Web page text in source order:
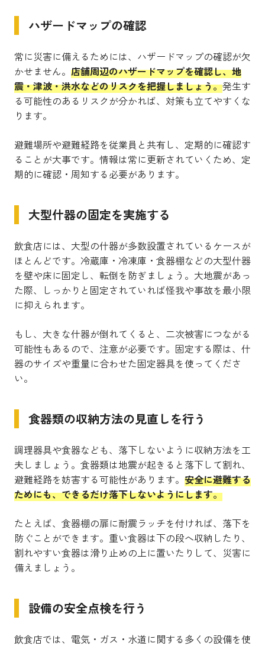
ハザードマップの確認
常に災害に備えるためには、ハザードマップの確認が欠
かせません。 店舗周辺のハザードマップを確認し、地
震・津波・洪水などのリスクを把握しましょう。発生す
る可能性のあるリスクが分かれば、対策も立てやすくな
ります。
避難場所や避難経路を従業員と共有し、定期的に確認す
ることが大事です。情報は常に更新されていくため、定
期的に確認・周知する必要があります。
大型什器の固定を実施する
飲食店には、大型の什器が多数設置されているケースが
ほとんどです。冷蔵庫・冷凍庫・食器棚などの大型什器
を壁や床に固定し、転倒を防ぎましょう。大地震があっ
た際、しっかりと固定されていれば怪我や事故を最小限
に抑えられます。
もし、大きな什器が倒れてくると、二次被害につながる
可能性もあるので、注意が必要です。固定する際は、什
器のサイズや重量に合わせた固定器具を使ってくださ
い。
食器類の収納方法の見直しを行う
調理器具や食器なども、落下しないように収納方法を工
夫しましょう。食器類は地震が起きると落下して割れ、
避難経路を妨害する可能性があります。 安全に避難する
ためにも、できるだけ落下しないようにします。
たとえば、食器棚の扉に耐震ラッチを付ければ、落下を
防ぐことができます。重い食器は下の段へ収納したり、
割れやすい食器は滑り止めの上に置いたりして、災害に
備えましょう。
設備の安全点検を行う
飲食店では、電気・ガス・水道に関する多くの設備を使